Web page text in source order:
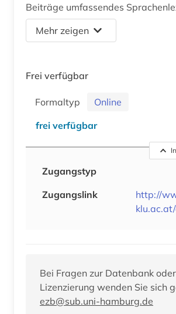
Beiträge umfassendes
Mehr zeigen
Frei verfügbar
Formaltyp
Online
frei verfügbar
Zugangstyp
Zugangslink
http://
Bei Fragen zur Datenbank
Lizenzierung wenden Sie sich
ezb@sub.uni-hamburg.de